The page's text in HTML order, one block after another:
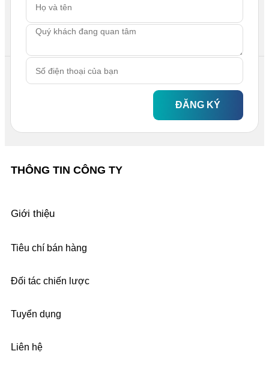
ĐĂNG KÝ
THÔNG TIN CÔNG TY
Giới thiệu
Tiêu chí bán hàng
Đối tác chiến lược
Tuyển dụng
Liên hệ